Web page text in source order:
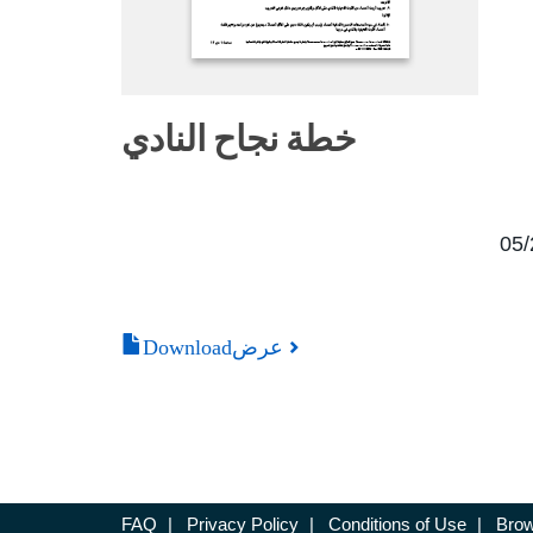
خطة نجاح النادي
Downloadعرض
FAQ | Privacy Policy | Conditions of Use |